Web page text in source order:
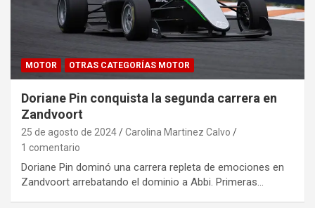
MOTOR OTRAS CATEGORÍAS MOTOR
Doriane Pin conquista la segunda carrera en
Zandvoort
25 de agosto de 2024
Carolina Martinez Calvo
1 comentario
Doriane Pin dominó una carrera repleta de emociones en
Zandvoort arrebatando el dominio a Abbi. Primeras…